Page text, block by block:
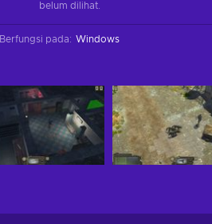
belum dilihat.
Berfungsi pada: Windows